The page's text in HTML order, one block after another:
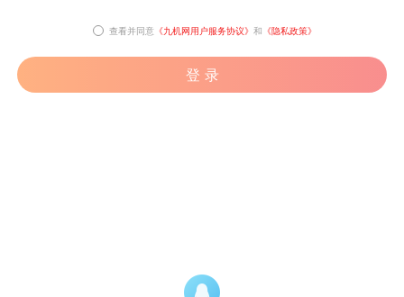
查看并同意 《九机网用户服务协议》 和 《隐私政策》
登 录